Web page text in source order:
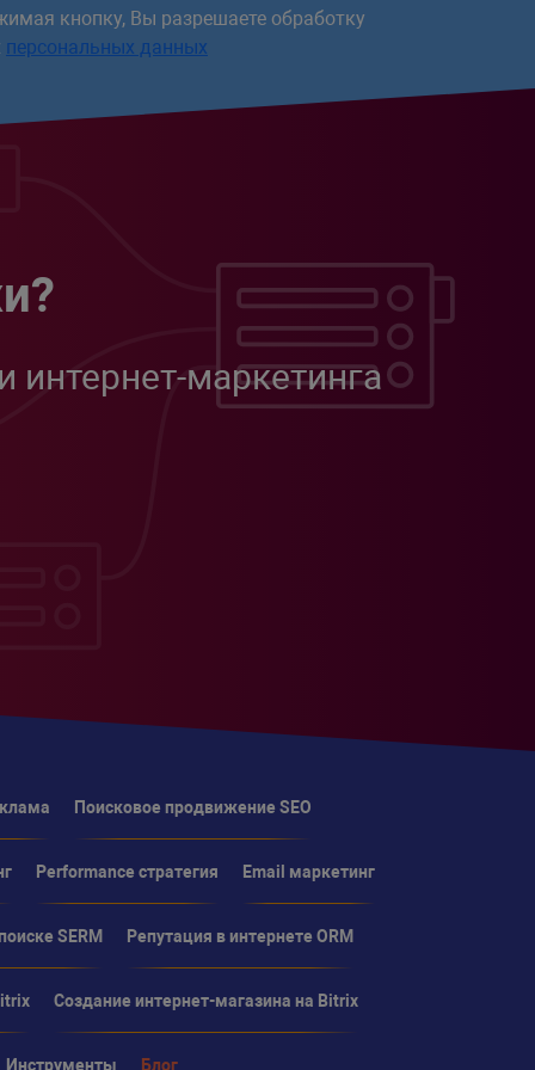
кнопку, Вы разрешаете обработку
персональных данных
интернет-маркетинга
Поисковое продвижение SEO
Performance стратегия Email маркетинг
SERM Репутация в интернете ORM
Создание интернет-магазина на Bitrix
Инструменты Блог